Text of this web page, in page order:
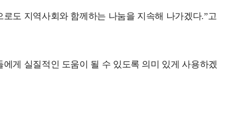
도 지역사회와 함께하는 나눔을 지속해 나가겠다.”고
게 실질적인 도움이 될 수 있도록 의미 있게 사용하겠